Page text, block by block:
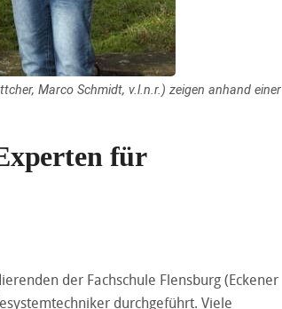
Marco Schmidt, v.l.n.r.) zeigen anhand einer
für
der Fachschule Flensburg (Eckener
durchgeführt. Viele